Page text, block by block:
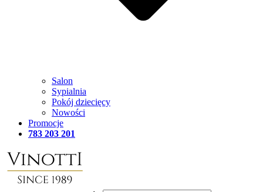
Salon
Sypialnia
Pokój dziecięcy
Nowości
Promocje
783 203 201